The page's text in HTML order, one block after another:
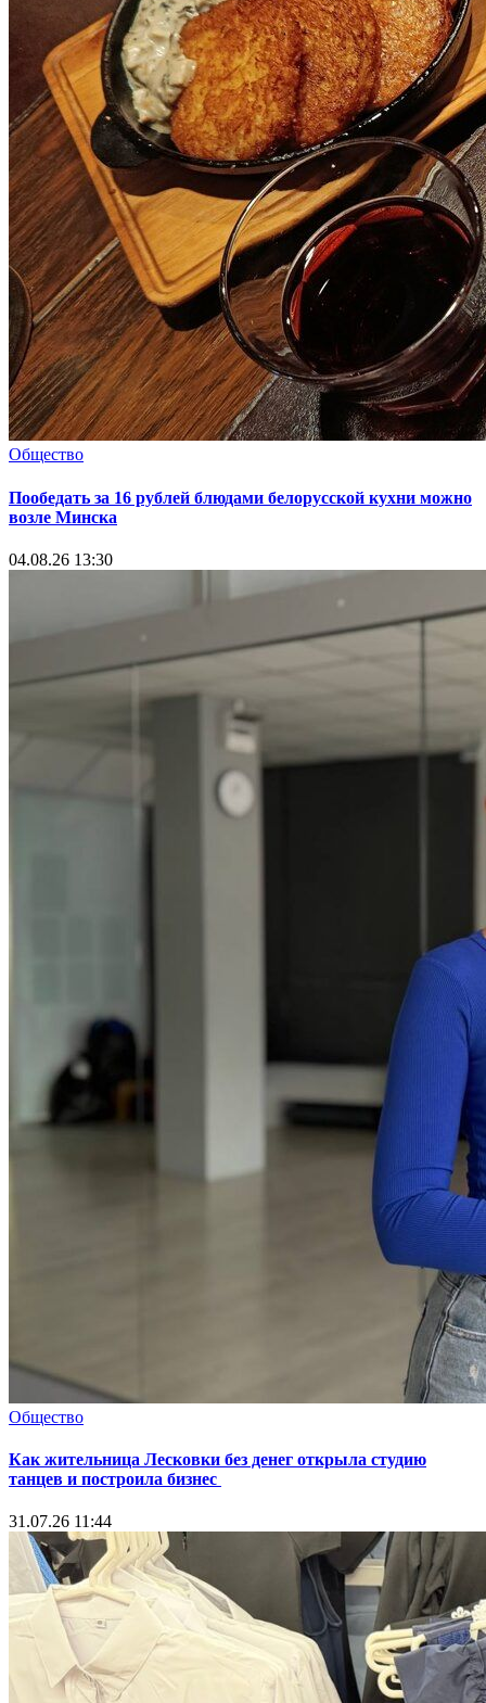
Общество
Пообедать за 16 рублей блюдами белорусской кухни можно
возле Минска
04.08.26 13:30
Общество
Как жительница Лесковки без денег открыла студию
танцев и построила бизнес
31.07.26 11:44